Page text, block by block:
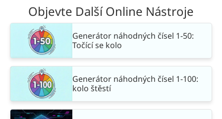
Objevte Další Online Nástroje
Generátor náhodných čísel 1-50:
Točící se kolo
Generátor náhodných čísel 1-100:
kolo štěstí